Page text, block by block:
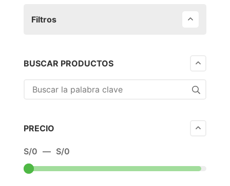
Filtros
BUSCAR PRODUCTOS
PRECIO
S/0 — S/0